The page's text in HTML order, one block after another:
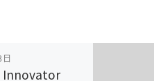
Innovator